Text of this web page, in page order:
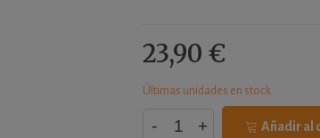
23,90 €
Últimas unidades en stock
- + Añadir al